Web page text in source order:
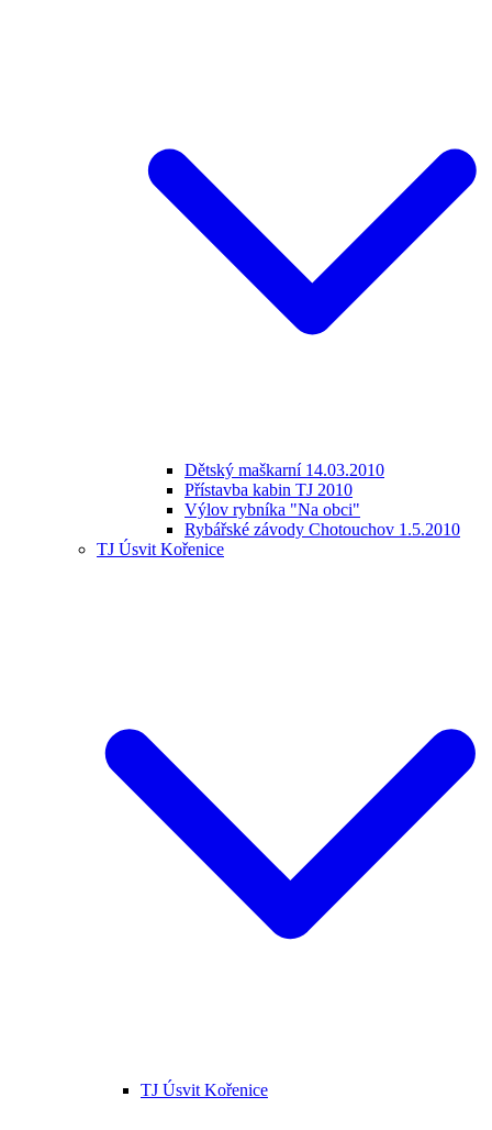
Dětský maškarní 14.03.2010
Přístavba kabin TJ 2010
Výlov rybníka "Na obci"
Rybářské závody Chotouchov 1.5.2010
TJ Úsvit Kořenice
TJ Úsvit Kořenice